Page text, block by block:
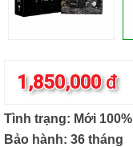
1,850,000đ
Tình trạng: Mới 100%
Bảo hành: 36 tháng